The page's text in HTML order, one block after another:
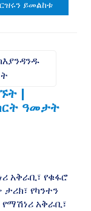
ይመልከቱ
|
ዓመታት
አቅራቢ፣ የቁፋሮ
የካንተን
አቅራቢ፣